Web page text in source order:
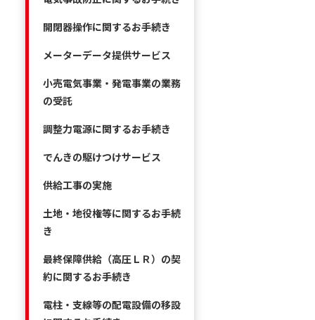
開閉器操作に関するお手続き
メーターデータ提供サービス
小売電気事業・発電事業の業務
の受託
調整力電源に関するお手続き
でんきの駆けつけサービス
供給工事の実施
土地・地役権等に関するお手続
き
最終保障供給（高圧ＬＲ）の契
約に関するお手続き
電柱・支線等の配電設備の移設